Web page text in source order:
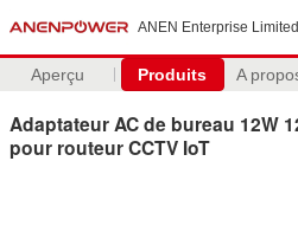
ANEN Enterprise Limited
Aperçu Produits A
Adaptateur AC de bureau 12W
pour routeur CCTV IoT